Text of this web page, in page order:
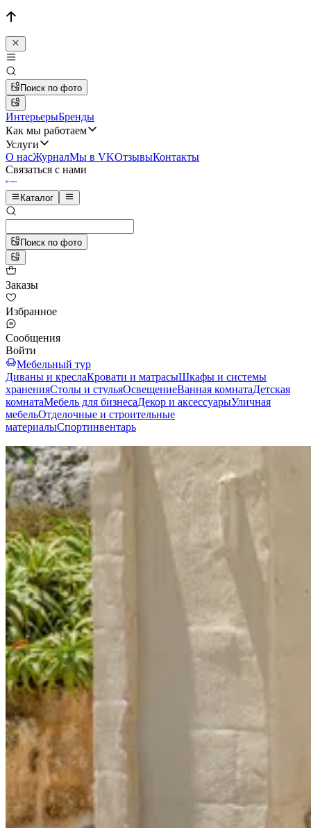
Поиск по фото
ИнтерьерыБренды
Как мы работаем
Услуги
О насЖурналМы в VKОтзывыКонтакты
Связаться с нами
Каталог
Поиск по фото
Заказы
Избранное
Сообщения
Войти
Мебельный тур
Диваны и креслаКровати и матрасыШкафы и системы
храненияСтолы и стульяОсвещениеВанная комнатаДетская
комнатаМебель для бизнесаДекор и аксессуарыУличная
мебельОтделочные и строительные
материалыСпортинвентарь